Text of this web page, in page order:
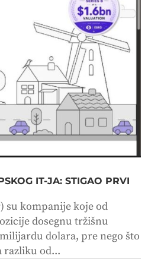
IT-JA: STIGAO PRVI
su kompanije koje od
dosegnu tržišnu
dolara, pre nego što
razliku od...